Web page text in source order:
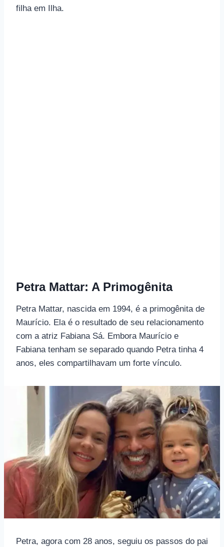
filha em Ilha.
Petra Mattar: A Primogênita
Petra Mattar, nascida em 1994, é a primogênita de
Maurício. Ela é o resultado de seu relacionamento
com a atriz Fabiana Sá. Embora Maurício e
Fabiana tenham se separado quando Petra tinha 4
anos, eles compartilhavam um forte vínculo.
Petra, agora com 28 anos, seguiu os passos do pai